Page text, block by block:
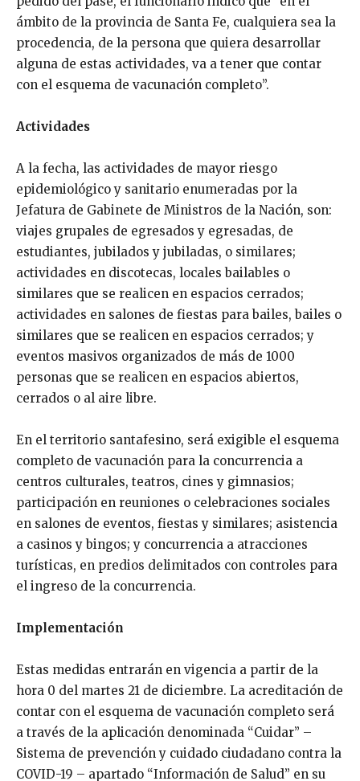
ámbito de la provincia de Santa Fe, cualquiera sea la
procedencia, de la persona que quiera desarrollar
alguna de estas actividades, va a tener que contar
con el esquema de vacunación completo”.
Actividades
A la fecha, las actividades de mayor riesgo
epidemiológico y sanitario enumeradas por la
Jefatura de Gabinete de Ministros de la Nación, son:
viajes grupales de egresados y egresadas, de
estudiantes, jubilados y jubiladas, o similares;
actividades en discotecas, locales bailables o
similares que se realicen en espacios cerrados;
actividades en salones de fiestas para bailes, bailes o
similares que se realicen en espacios cerrados; y
eventos masivos organizados de más de 1000
personas que se realicen en espacios abiertos,
cerrados o al aire libre.
En el territorio santafesino, será exigible el esquema
completo de vacunación para la concurrencia a
centros culturales, teatros, cines y gimnasios;
participación en reuniones o celebraciones sociales
en salones de eventos, fiestas y similares; asistencia
a casinos y bingos; y concurrencia a atracciones
turísticas, en predios delimitados con controles para
el ingreso de la concurrencia.
Implementación
Estas medidas entrarán en vigencia a partir de la
hora 0 del martes 21 de diciembre. La acreditación de
contar con el esquema de vacunación completo será
a través de la aplicación denominada “Cuidar” –
Sistema de prevención y cuidado ciudadano contra la
COVID-19 – apartado “Información de Salud” en su